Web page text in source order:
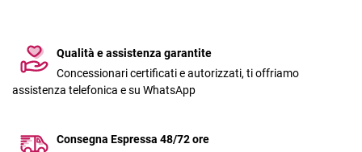
Qualità e assistenza garantite
Concessionari certificati e autorizzati, ti offriamo
assistenza telefonica e su WhatsApp
Consegna Espressa 48/72 ore